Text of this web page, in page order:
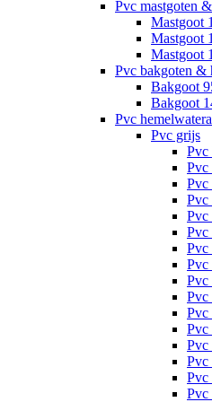
Pvc mastgoten
Mastgoot
Mastgoot
Mastgoot
Pvc bakgoten &
Bakgoot
Bakgoot
Pvc
Pvc grijs
Pvc
Pvc
Pvc
Pvc
Pvc
Pvc
Pvc
Pvc
Pvc
Pvc
Pvc
Pvc
Pvc
Pvc
Pvc
Pvc